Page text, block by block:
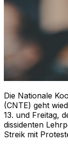
Die Nationale
(CNTE) geht
13. und Freitag,
dissidenten
Streik mit